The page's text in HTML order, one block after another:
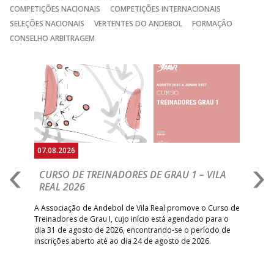
COMPETIÇÕES NACIONAIS
COMPETIÇÕES INTERNACIONAIS
SELEÇÕES NACIONAIS
VERTENTES DO ANDEBOL
FORMAÇÃO
CONSELHO ARBITRAGEM
07.08.2026
CURSO DE TREINADORES DE GRAU 1 – VILA
REAL 2026
A Associação de Andebol de Vila Real promove o Curso de
Treinadores de Grau I, cujo início está agendado para o
dia 31 de agosto de 2026, encontrando-se o período de
inscrições aberto até ao dia 24 de agosto de 2026.
Anterior